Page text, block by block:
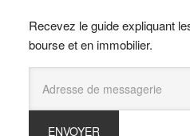
Recevez le guide expliquant
bourse et en immobilier.